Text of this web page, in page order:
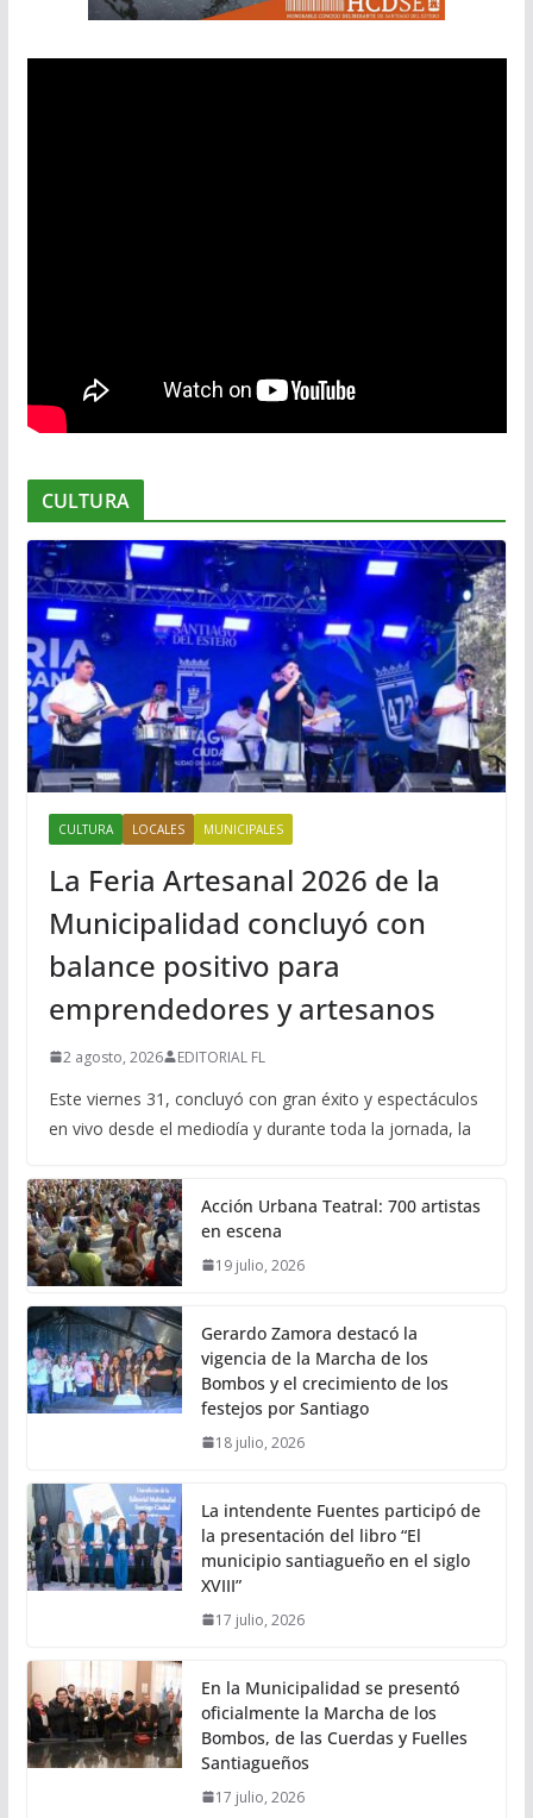
CULTURA
CULTURA LOCALES MUNICIPALES
La Feria Artesanal 2026 de la
Municipalidad concluyó con
balance positivo para
emprendedores y artesanos
2 agosto, 2026 EDITORIAL FL
Este viernes 31, concluyó con gran éxito y espectáculos
en vivo desde el mediodía y durante toda la jornada, la
Acción Urbana Teatral: 700 artistas
en escena
19 julio, 2026
Gerardo Zamora destacó la
vigencia de la Marcha de los
Bombos y el crecimiento de los
festejos por Santiago
18 julio, 2026
La intendente Fuentes participó de
la presentación del libro “El
municipio santiagueño en el siglo
XVIII”
17 julio, 2026
En la Municipalidad se presentó
oficialmente la Marcha de los
Bombos, de las Cuerdas y Fuelles
Santiagueños
17 julio, 2026